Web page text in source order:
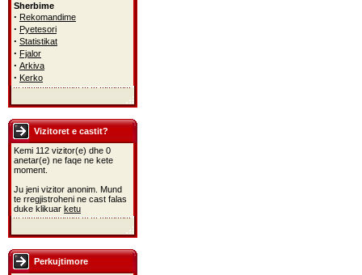
Sherbime
· Rekomandime
· Pyetesori
· Statistikat
· Fjalor
· Arkiva
· Kerko
Vizitoret e castit?
Kemi 112 vizitor(e) dhe 0
anetar(e) ne faqe ne kete
moment.
Ju jeni vizitor anonim. Mund
te rregjistroheni ne cast falas
duke klikuar ketu
Perkujtimore